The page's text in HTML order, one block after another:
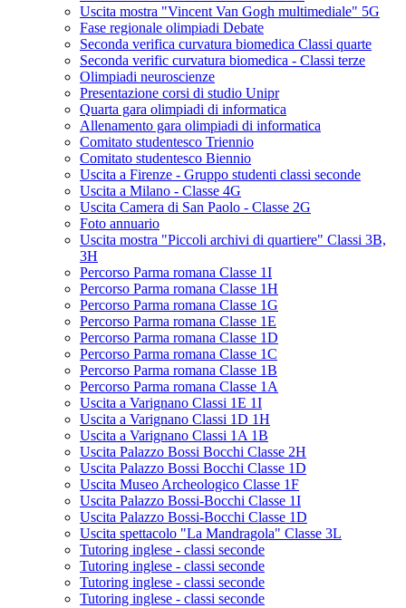
Uscita mostra "Vincent Van Gogh multimediale" 5G
Fase regionale olimpiadi Debate
Seconda verifica curvatura biomedica Classi quarte
Seconda verific curvatura biomedica - Classi terze
Olimpiadi neuroscienze
Presentazione corsi di studio Unipr
Quarta gara olimpiadi di informatica
Allenamento gara olimpiadi di informatica
Comitato studentesco Triennio
Comitato studentesco Biennio
Uscita a Firenze - Gruppo studenti classi seconde
Uscita a Milano - Classe 4G
Uscita Camera di San Paolo - Classe 2G
Foto annuario
Uscita mostra "Piccoli archivi di quartiere" Classi 3B,
3H
Percorso Parma romana Classe 1I
Percorso Parma romana Classe 1H
Percorso Parma romana Classe 1G
Percorso Parma romana Classe 1E
Percorso Parma romana Classe 1D
Percorso Parma romana Classe 1C
Percorso Parma romana Classe 1B
Percorso Parma romana Classe 1A
Uscita a Varignano Classi 1E 1I
Uscita a Varignano Classi 1D 1H
Uscita a Varignano Classi 1A 1B
Uscita Palazzo Bossi Bocchi Classe 2H
Uscita Palazzo Bossi Bocchi Classe 1D
Uscita Museo Archeologico Classe 1F
Uscita Palazzo Bossi-Bocchi Classe 1I
Uscita Palazzo Bossi-Bocchi Classe 1D
Uscita spettacolo "La Mandragola" Classe 3L
Tutoring inglese - classi seconde
Tutoring inglese - classi seconde
Tutoring inglese - classi seconde
Tutoring inglese - classi seconde